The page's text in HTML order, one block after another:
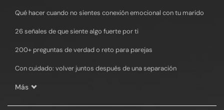
Qué hacer cuando no sientes conexión emocional con tu marido
26 señales de que siente algo fuerte por ti
200+ preguntas de verdad o reto para parejas
Con cuidado: volver juntos después de una separación
Más